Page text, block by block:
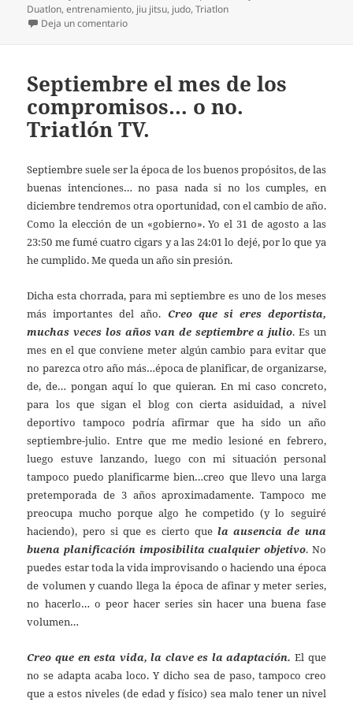
el
Duatlon,entrenamiento, jiu jitsu, judo,Triatlon
Deja un comentarioen Volvemos a la carga, campeonato de españa
Septiembre el mes de los
compromisos… o no.
Triatlón TV.
Septiembre suele ser la época de los buenos propósitos, de las
buenas intenciones… no pasa nada si no los cumples, en
diciembre tendremos otra oportunidad, con el cambio de año.
Como la elección de un «gobierno». Yo el 31 de agosto a las
23:50 me fumé cuatro cigars y a las 24:01 lo dejé, por lo que ya
he cumplido. Me queda un año sin presión.
Dicha esta chorrada, para mi septiembre es uno de los meses
más importantes del año. Creo que si eres deportista,
muchas veces los años van de septiembre a julio. Es un
mes en el que conviene meter algún cambio para evitar que
no parezca otro año más…época de planificar, de organizarse,
de, de… pongan aquí lo que quieran. En mi caso concreto,
para los que sigan el blog con cierta asiduidad, a nivel
deportivo tampoco podría afirmar que ha sido un año
septiembre-julio. Entre que me medio lesioné en febrero,
luego estuve lanzando, luego con mi situación personal
tampoco puedo planificarme bien…creo que llevo una larga
pretemporada de 3 años aproximadamente. Tampoco me
preocupa mucho porque algo he competido (y lo seguiré
haciendo), pero si que es cierto que la ausencia de una
buena planificación imposibilita cualquier objetivo. No
puedes estar toda la vida improvisando o haciendo una época
de volumen y cuando llega la época de afinar y meter series,
no hacerlo… o peor hacer series sin hacer una buena fase
volumen…
Creo que en esta vida, la clave es la adaptación. El que
no se adapta acaba loco. Y dicho sea de paso, tampoco creo
que a estos niveles (de edad y físico) sea malo tener un nivel